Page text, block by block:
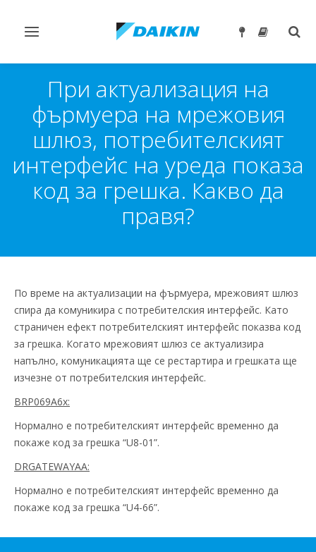
Превключване
навигация
При актуализация на
фърмуера на мрежовия
шлюз, потребителският
интерфейс на уреда показа
код за грешка. Какво да
правя?
По време на актуализации на фърмуера, мрежовият шлюз
спира да комуникира с потребителския интерфейс. Като
страничен ефект потребителският интерфейс показва код
за грешка. Когато мрежовият шлюз се актуализира
напълно, комуникацията ще се рестартира и грешката ще
изчезне от потребителския интерфейс.
BRP069A6x:
Нормално е потребителският интерфейс временно да
покаже код за грешка “U8-01”.
DRGATEWAYAA:
Нормално е потребителският интерфейс временно да
покаже код за грешка “U4-66”.